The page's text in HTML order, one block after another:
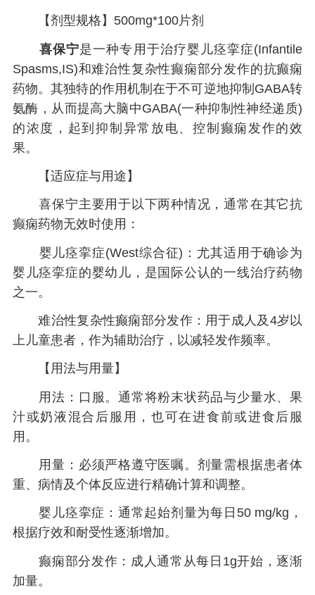
【剂型规格】500mg*100片剂
喜保宁是一种专用于治疗婴儿痉挛症(Infantile
Spasms,IS)和难治性复杂性癫痫部分发作的抗癫痫
药物。其独特的作用机制在于不可逆地抑制GABA转
氨酶，从而提高大脑中GABA(一种抑制性神经递质)
的浓度，起到抑制异常放电、控制癫痫发作的效
果。
【适应症与用途】
喜保宁主要用于以下两种情况，通常在其它抗
癫痫药物无效时使用：
婴儿痉挛症(West综合征)：尤其适用于确诊为
婴儿痉挛症的婴幼儿，是国际公认的一线治疗药物
之一。
难治性复杂性癫痫部分发作：用于成人及4岁以
上儿童患者，作为辅助治疗，以减轻发作频率。
【用法与用量】
用法：口服。通常将粉末状药品与少量水、果
汁或奶液混合后服用，也可在进食前或进食后服
用。
用量：必须严格遵守医嘱。剂量需根据患者体
重、病情及个体反应进行精确计算和调整。
婴儿痉挛症：通常起始剂量为每日50 mg/kg，
根据疗效和耐受性逐渐增加。
癫痫部分发作：成人通常从每日1g开始，逐渐
加量。